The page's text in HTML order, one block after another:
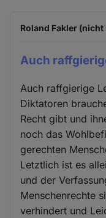
Roland Fakler
Auch
Auch raffgierige
Diktatoren
Recht gibt und
noch das
gerechten
Letztlich ist es
und der
Menschenrechte
verhindert und